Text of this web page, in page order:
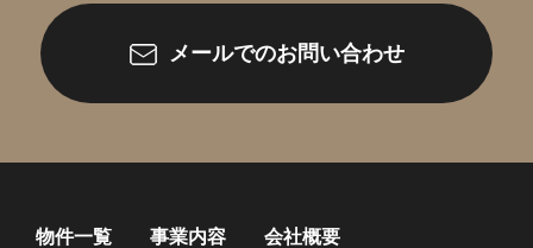
メールでのお問い合わせ
物件一覧 事業内容 会社概要